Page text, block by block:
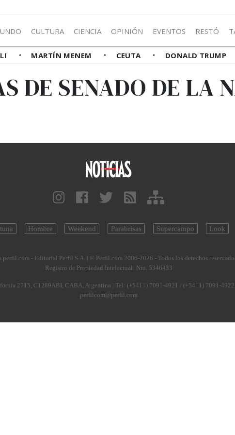
CULTURA CIENCIA OPINIÓN EVENTOS RESTÓ
MARTÍN MENEM CEUTA DONALD TRUMP
DE SENADO DE LA
Hombre Weekend Parabrisas Supercampo Look
- Editorial Perfil S.A. | © Perfil.com 2006-2026 - Todos los derechos
Registro de Propiedad Intelectual: Nro. 5346433
2715, C1289ABI, CABA, Argentina | Tel: (+5411) 7091-4921 / (+5411) 7091-4922
perfilcom@perfil.com